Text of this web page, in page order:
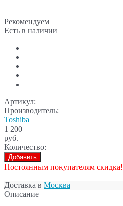
Рекомендуем
Есть в наличии
Артикул:
Производитель:
Toshiba
1 200
руб.
Количество:
Добавить
Постоянным покупателям скидка!
Доставка в Москва
Описание